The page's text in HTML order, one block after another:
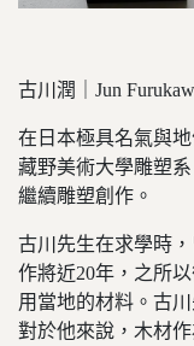
古川潤｜Jun
在日本極具名氣與
藏野美術大學雕塑
繼續雕塑創作。
古川先生在求學時
作將近20年，之所
用當地的材料。古
對於他來說，木材